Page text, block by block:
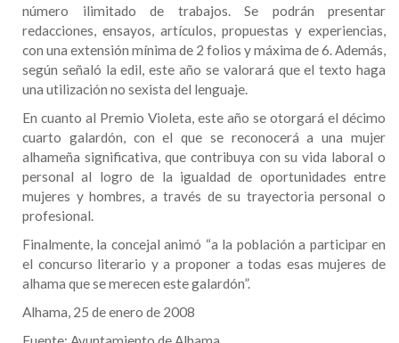
número ilimitado de trabajos. Se podrán presentar
redacciones, ensayos, artículos, propuestas y experiencias,
con una extensión mínima de 2 folios y máxima de 6. Además,
según señaló la edil, este año se valorará que el texto haga
una utilización no sexista del lenguaje.
En cuanto al Premio Violeta, este año se otorgará el décimo
cuarto galardón, con el que se reconocerá a una mujer
alhameña significativa, que contribuya con su vida laboral o
personal al logro de la igualdad de oportunidades entre
mujeres y hombres, a través de su trayectoria personal o
profesional.
Finalmente, la concejal animó “a la población a participar en
el concurso literario y a proponer a todas esas mujeres de
alhama que se merecen este galardón”.
Alhama, 25 de enero de 2008